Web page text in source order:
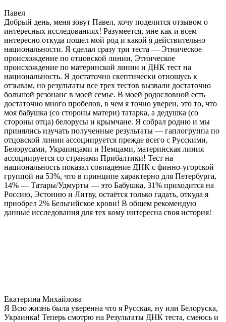
Павел
Добрый день, меня зовут Павел, хочу поделится отзывом о
интересных исследованиях! Разумеется, мне как и всем
интересно откуда пошел мой род и какой я действительно
национальности. Я сделал сразу три теста — Этническое
происхождение по отцовской линии, Этническое
происхождение по материнской линии и ДНК тест на
национальность. Я достаточно скептически отношусь к
отзывам, но результаты все трех тестов вызвали достаточно
большой резонанс в моей семье. В моей родословной есть
достаточно много пробелов, в чем я точно уверен, это то, что
моя бабушка (со стороны матери) татарка, а дедушка (со
стороны отца) белорусы и крымчане. Я собрал родню и мы
принялись изучать полученные результаты — гаплогруппа по
отцовской линии ассоциируется прежде всего с Русскими,
Белорусами, Украинцами и Немцами, материнская линия
ассоциируется со странами Прибалтики! Тест на
национальность показал совпадение ДНК с финно-угорской
группой на 53%, что в принципе характерно для Петербурга,
14% — Татары/Удмурты — это Бабушка, 31% приходится на
Россию, Эстонию и Литву, остаётся только гадать, откуда я
приобрел 2% Бельгийское крови! В общем рекомендую
данные исследования для тех кому интересна своя история!
Екатерина Михайлова
Я Всю жизнь была уверенна что я Русская, ну или Белоруска,
Украинка! Теперь смотрю на Результаты ДНК теста, смеюсь и